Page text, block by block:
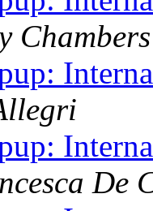
Chambers
De